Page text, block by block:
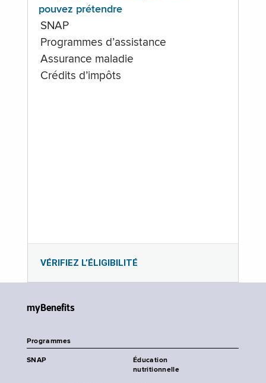
pouvez prétendre
SNAP
Programmes d’assistance
Assurance maladie
Crédits d’impôts
VÉRIFIEZ L’ÉLIGIBILITÉ
myBenefits
Programmes
SNAP
Éducation
nutritionnelle